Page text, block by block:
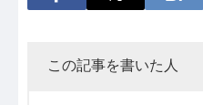
この記事を書いた人